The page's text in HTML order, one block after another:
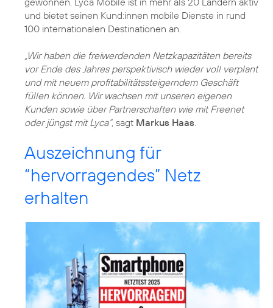
und bietet seinen Kund:innen mobile Dienste in rund
100 internationalen Destinationen an.
„Wir haben die freiwerdenden Netzkapazitäten bereits
vor Ende des Jahres perspektivisch wieder voll verplant
und mit neuem profitabilitätssteigerndem Geschäft
füllen können. Wir wachsen mit unseren eigenen
Kunden sowie über Partnerschaften wie mit Freenet
oder jüngst mit Lyca“, sagt Markus Haas
Auszeichnung für
“hervorragendes” Netz
erhalten